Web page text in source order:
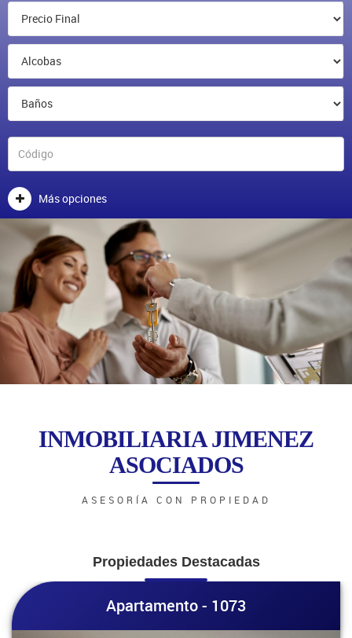
Más opciones
INMOBILIARIA JIMENEZ
ASOCIADOS
ASESORÍA CON PROPIEDAD
Propiedades Destacadas
Apartamento - 1073